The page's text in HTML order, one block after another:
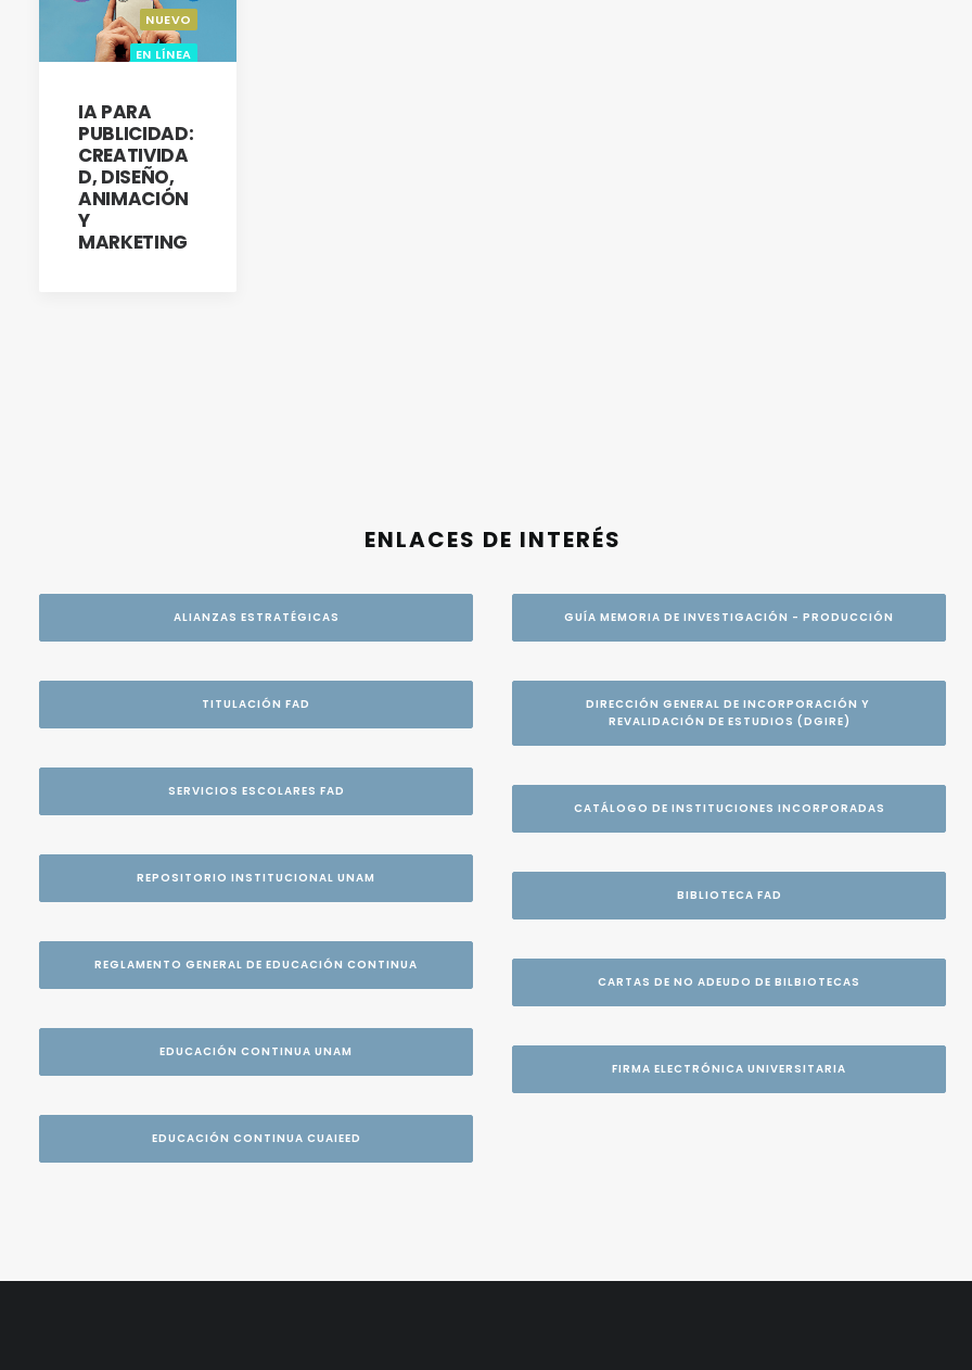
NUEVO
EN LÍNEA
CON OPCIÓN A
TITULACIÓN
IA PARA
PUBLICIDAD:
CREATIVIDA
D, DISEÑO,
ANIMACIÓN
Y
MARKETING
ENLACES DE INTERÉS
ALIANZAS ESTRATÉGICAS
TITULACIÓN FAD
SERVICIOS ESCOLARES FAD
REPOSITORIO INSTITUCIONAL UNAM
REGLAMENTO GENERAL DE EDUCACIÓN CONTINUA
EDUCACIÓN CONTINUA UNAM
EDUCACIÓN CONTINUA CUAIEED
GUÍA MEMORIA DE INVESTIGACIÓN - PRODUCCIÓN
DIRECCIÓN GENERAL DE INCORPORACIÓN Y
REVALIDACIÓN DE ESTUDIOS (DGIRE)
CATÁLOGO DE INSTITUCIONES INCORPORADAS
BIBLIOTECA FAD
CARTAS DE NO ADEUDO DE BILBIOTECAS
FIRMA ELECTRÓNICA UNIVERSITARIA